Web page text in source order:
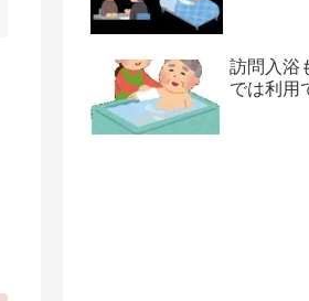
訪問入浴
では利用